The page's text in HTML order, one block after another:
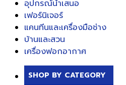
อุปกรณ์นำเสนอ
เฟอร์นิเจอร์
แคนทีนและเครื่องมือช่าง
บ้านและสวน
เครื่องฟอกอากาศ
SHOP BY CATEGORY